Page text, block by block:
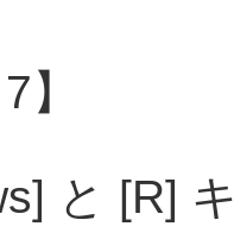
】
と [R]